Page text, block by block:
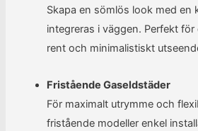
Skapa en sömlös look med en
integreras i väggen. Perfekt
rent och minimalistiskt
Fristående Gaseldstäder
För maximalt utrymme och
fristående modeller enkel